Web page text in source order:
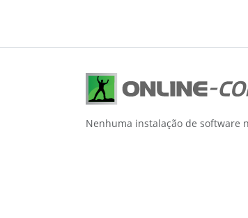
Nenhuma instalação de software